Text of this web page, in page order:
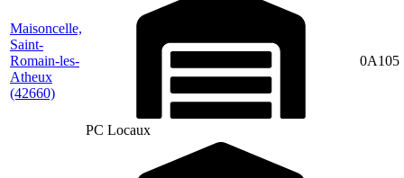
Maisoncelle,
Saint-
Romain-les-
Atheux
(42660)
PC Locaux
0A105